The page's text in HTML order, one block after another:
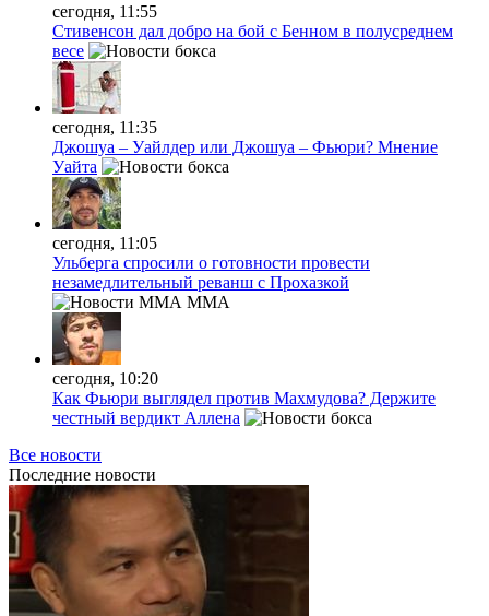
сегодня, 11:55
Стивенсон дал добро на бой с Бенном в полусреднем
весе
сегодня, 11:35
Джошуа – Уайлдер или Джошуа – Фьюри? Мнение
Уайта
сегодня, 11:05
Ульберга спросили о готовности провести
незамедлительный реванш с Прохазкой
MMA
сегодня, 10:20
Как Фьюри выглядел против Махмудова? Держите
честный вердикт Аллена
Все новости
Последние новости